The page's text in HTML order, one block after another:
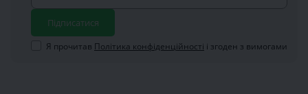
Підписатися
Я прочитав Політика конфіденційності і згоден з вимогами